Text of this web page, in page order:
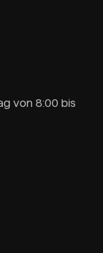
von 8:00 bis